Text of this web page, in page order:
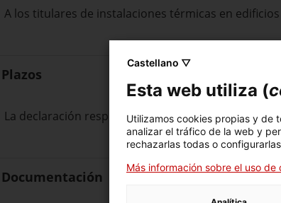
A los titulares de instalaciones térmicas en
Plazos
La declaración responsable se tiene que
Documentación
Castellano ▽
Esta web utiliza (
Utilizamos cookies propias y de
analizar el tráfico de la web y
rechazarlas todas o
Más información sobre el uso de